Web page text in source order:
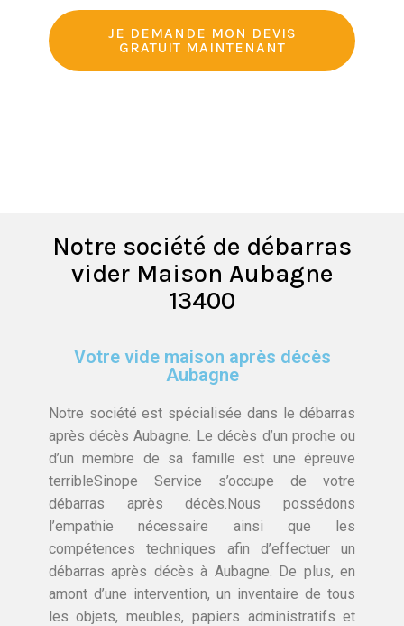
JE DEMANDE MON DEVIS
GRATUIT MAINTENANT
Notre société de débarras
vider Maison Aubagne
13400
Votre vide maison après décès
Aubagne
Notre société est spécialisée dans le débarras
après décès Aubagne. Le décès d’un proche ou
d’un membre de sa famille est une épreuve
terribleSinope Service s’occupe de votre
débarras après décès.Nous possédons
l’empathie nécessaire ainsi que les
compétences techniques afin d’effectuer un
débarras après décès à Aubagne. De plus, en
amont d’une intervention, un inventaire de tous
les objets, meubles, papiers administratifs et